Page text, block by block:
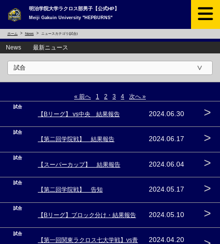
明治学院大学ラクロス部男子【公式HP】
Meiji Gakuin University "HEPBURNS"
ホーム News ニュースカテゴリ(試合)
News 最新ニュース
« 前へ 1 2 3 4 次へ »
試合
【Bリーグ】 vs中央 結果報告 2024.06.30 >
試合
【第二回学院戦】 結果報告 2024.06.17 >
試合
【スーパーカップ】 結果報告 2024.06.04 >
試合
【第二回学院戦】 告知 2024.05.17 >
試合
【Bリーグ】ブロック分け・結果報告 2024.05.10 >
試合
【第一回関東ラクロス七大学戦】vs青
2024.04.20